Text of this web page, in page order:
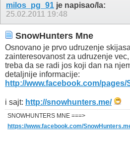
milos_pg_91 je napisao/la:
25.02.2011 19:48
SnowHunters Mne
Osnovano je prvo udruzenje
zainteresovanost za udruzenje
treba da se radi jos koji dan na
detaljnije informacije:
http://www.facebook.com/pages/
i sajt: http://snowhunters.me/
SNOWHUNTERS MNE ===>
https://www.facebook.com/